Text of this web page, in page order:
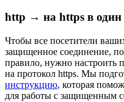
http → на https в
Чтобы все посетители
защищенное соединение,
правило, нужно настроить
на протокол https. Мы
инструкцию, которая
для работы с защищенным